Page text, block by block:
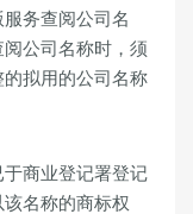
务查阅公司名
公司名称时，须
拟用的公司名称
商业登记署登记
名称的商标权